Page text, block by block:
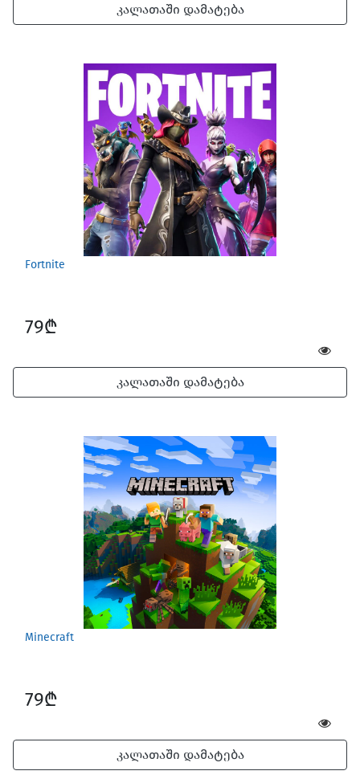
Software
Games for Mac
Car Gadgets
კალათაში დამატება
Fortnite
79₾
კალათაში დამატება
Minecraft
79₾
კალათაში დამატება